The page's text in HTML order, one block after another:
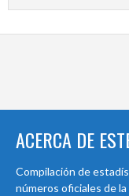
ACERCA DE
Compilación de
números oficiales de